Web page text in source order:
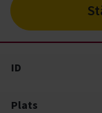
ID
Plats